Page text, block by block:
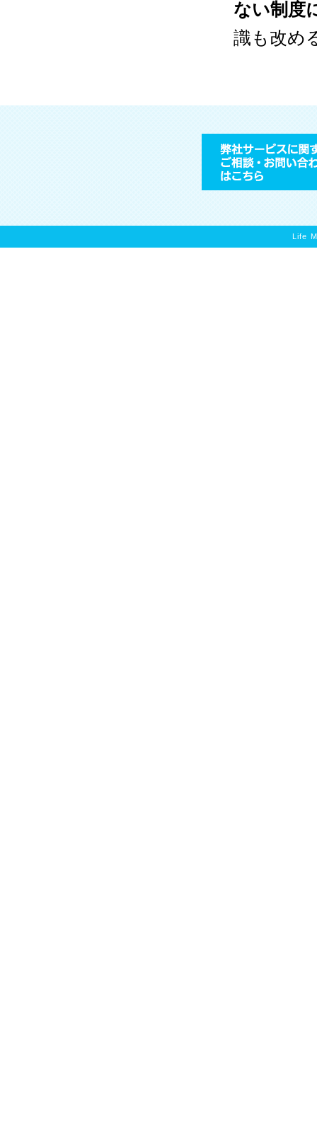
ない制度
識も改め
Life